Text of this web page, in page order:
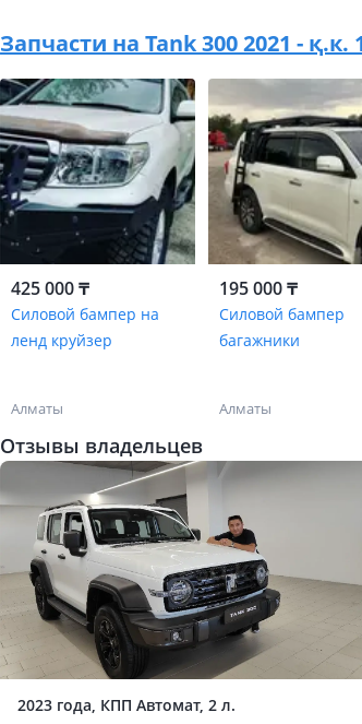
Запчасти на Tank 300 2021 -
425 000 ₸
Силовой бампер на
ленд круйзер
Алматы
195 000 ₸
Силовой бампер
багажники
Алматы
Отзывы владельцев
2023 года, КПП Автомат, 2 л.